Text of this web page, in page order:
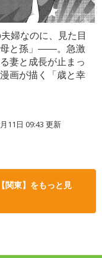
婦なのに、見た目
と孫」――。急激
妻と成長が止まっ
画が描く「歳と幸
11日 09:43 更新
関東】をもっと見